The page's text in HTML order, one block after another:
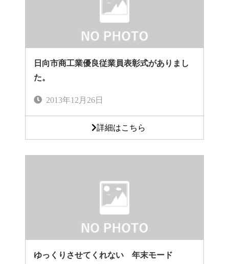
日向市商工業優良従業員表彰式がありまし
た。
2013年12月26日
詳細はこちら
ゆっくりさせてくれない 年末モード